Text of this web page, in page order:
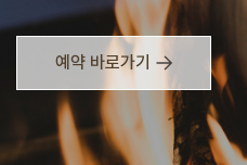
예약 바로가기